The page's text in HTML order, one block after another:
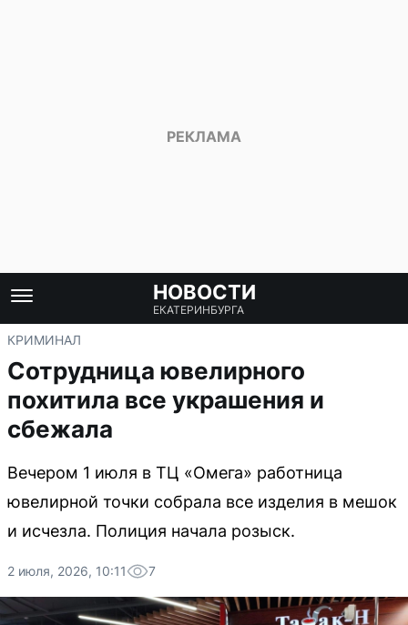
НОВОСТИ
ЕКАТЕРИНБУРГА
КРИМИНАЛ
Сотрудница ювелирного
похитила все украшения и
сбежала
Вечером 1 июля в ТЦ «Омега» работница
ювелирной точки собрала все изделия в мешок
и исчезла. Полиция начала розыск.
2 июля, 2026, 10:11 7